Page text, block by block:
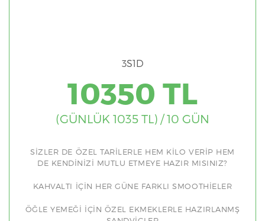
3S1D
10350 TL
(GÜNLÜK 1035 TL) / 10 GÜN
SİZLER DE ÖZEL TARİLERLE HEM KİLO VERİP HEM
DE KENDİNİZİ MUTLU ETMEYE HAZIR MISINIZ?
KAHVALTI İÇİN HER GÜNE FARKLI SMOOTHİELER
ÖĞLE YEMEĞİ İÇİN ÖZEL EKMEKLERLE HAZIRLANMŞ